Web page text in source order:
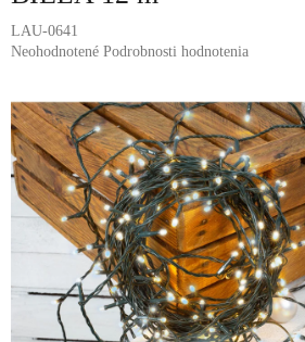
LAU-0641
Priemerné
je
0,0
z
5
hviezdičiek.
Neohodnotené Podrobnosti hodnotenia